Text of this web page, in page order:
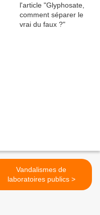
Vandalismes de
laboratoires publics >